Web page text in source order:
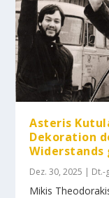
Asteris
Dekoration
Widerstands
Dez. 30, 2025 | Dt.-
Mikis